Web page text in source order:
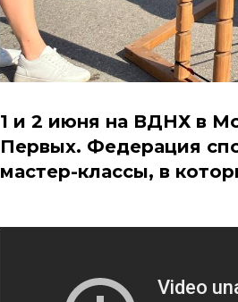
1 и 2 июня на ВДНХ в
Первых. Федерация
мастер-классы, в